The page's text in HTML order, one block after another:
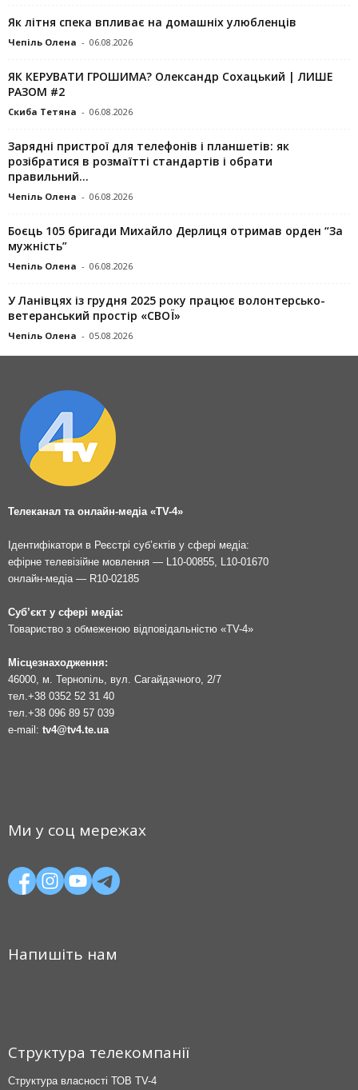
Як літня спека впливає на домашніх улюбленців
Чепіль Олена - 06.08.2026
ЯК КЕРУВАТИ ГРОШИМА? Олександр Сохацький | ЛИШЕ
РАЗОМ #2
Скиба Тетяна - 06.08.2026
Зарядні пристрої для телефонів і планшетів: як
розібратися в розмаїтті стандартів і обрати
правильний...
Чепіль Олена - 06.08.2026
Боєць 105 бригади Михайло Дерлиця отримав орден “За
мужність”
Чепіль Олена - 06.08.2026
У Ланівцях із грудня 2025 року працює волонтерсько-
ветеранський простір «СВОЇ»
Чепіль Олена - 05.08.2026
Телеканал та онлайн-медіа «TV-4»
Ідентифікатори в Реєстрі суб’єктів у сфері медіа:
ефірне телевізійне мовлення — L10-00855, L10-01670
онлайн-медіа — R10-02185
Суб’єкт у сфері медіа:
Товариство з обмеженою відповідальністю «TV-4»
Місцезнаходження:
46000, м. Тернопіль, вул. Сагайдачного, 2/7
тел. +38 0352 52 31 40
тел. +38 096 89 57 039
e-mail: tv4@tv4.te.ua
Ми у соц мережах
Напишіть нам
Структура телекомпанії
Структура власності ТОВ TV-4